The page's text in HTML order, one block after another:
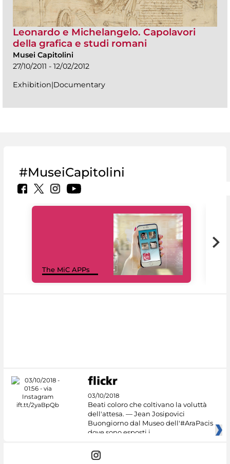
Leonardo e Michelangelo. Capolavori
della grafica e studi romani
Musei Capitolini
27/10/2011 - 12/02/2012
Exhibition|Documentary
#MuseiCapitolini
The MiC APPs
03/10/2018
Beati coloro che coltivano la voluttà
dell'attesa. — Jean Josipovici
Buongiorno dal Museo dell'#AraPacis
dove sono esposti i